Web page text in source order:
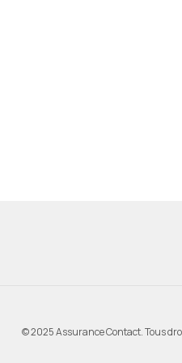
© 2025 Assurance Contact. Tous